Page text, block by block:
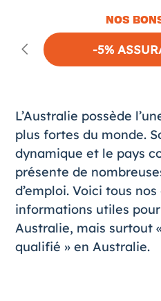
NOS
-5%
L’Australie possède
plus fortes du monde.
dynamique et le pays
présente de
d’emploi. Voici tous
informations utiles pour
Australie, mais surtout
qualifié » en Australie.